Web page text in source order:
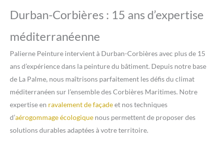
Durban-Corbières : 15 ans d’expertise
méditerranéenne
Palierne Peinture intervient à Durban-Corbières avec plus de 15
ans d’expérience dans la peinture du bâtiment. Depuis notre base
de La Palme, nous maîtrisons parfaitement les défis du climat
méditerranéen sur l’ensemble des Corbières Maritimes. Notre
expertise en ravalement de façadeet nos techniques
d’aérogommage écologique nous permettent de proposer des
solutions durables adaptées à votre territoire.